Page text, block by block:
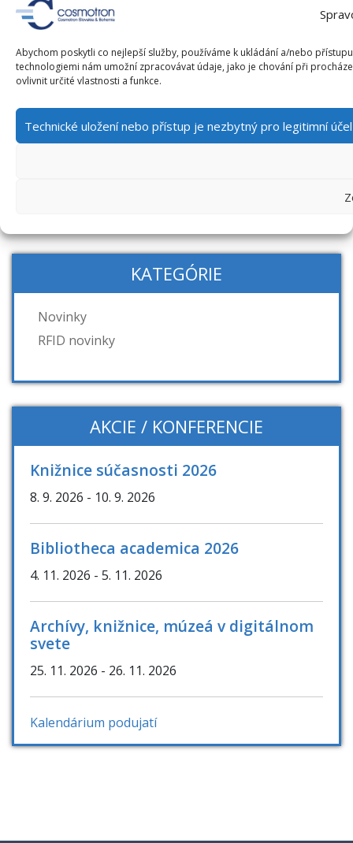
Abychom poskytli co nejlepší služby, používáme k ukládání a/nebo
technologiemi nám umožní zpracovávat údaje, jako je chování při
ovlivnit určité vlastnosti a funkce.
Technické uložení nebo přístup je nezbytný pro legitimní
Obálkyknih.cz
www.soupispamatek.cz
Piešťanské informačné centrum
Národný register autorít
Interpi
KATEGÓRIE
Novinky
RFID novinky
AKCIE / KONFERENCIE
Knižnice súčasnosti 2026
8. 9. 2026 - 10. 9. 2026
Bibliotheca academica 2026
4. 11. 2026 - 5. 11. 2026
Archívy, knižnice, múzeá v digitálnom
svete
25. 11. 2026 - 26. 11. 2026
Kalendárium podujatí